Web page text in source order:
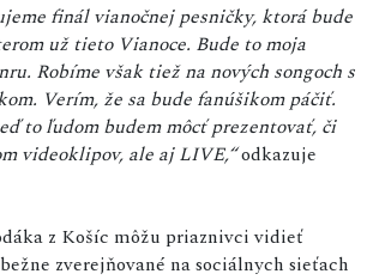
finál vianočnej pesničky, ktorá bude
už tieto Vianoce. Bude to moja
Robíme však tiež na nových songoch s
Verím, že sa bude fanúšikom páčiť.
to ľudom budem môcť prezentovať, či
videoklipov, ale aj LIVE,“odkazuje
z Košíc môžu priaznivci vidieť
zverejňované na sociálnych sieťach